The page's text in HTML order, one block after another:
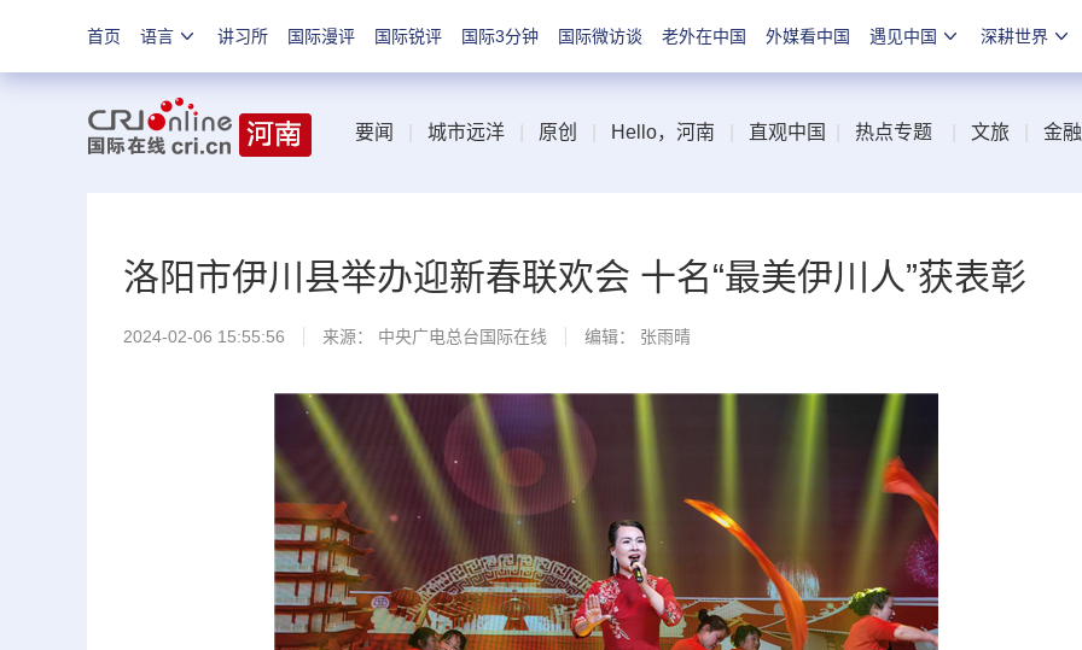
首页 语言 讲习所 国际漫评 国际锐评 国际3分钟 国际微访谈 老外在中国 外媒看中国 遇见中国 深耕世界
要闻 城市远洋 原创 Hello，河南 直观中国 热点专题 文旅 金融
洛阳市伊川县举办迎新春联欢会 十名“最美伊川人”获表彰
2024-02-06 15:55:56 来源： 中央广电总台国际在线 编辑： 张雨晴